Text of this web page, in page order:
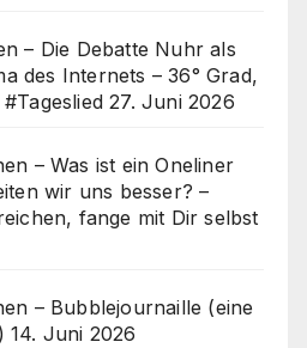
– Die Debatte Nuhr als
des Internets – 36° Grad,
27. Juni 2026
– Was ist ein Oneliner
wir uns besser? –
fange mit Dir selbst
– Bubblejournaille (eine
14. Juni 2026